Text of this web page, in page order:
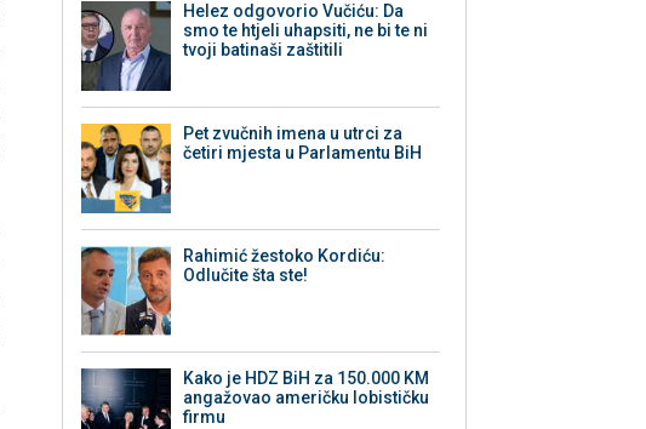
Helez odgovorio Vučiću: Da
smo te htjeli uhapsiti, ne bi te ni
tvoji batinaši zaštitili
Pet zvučnih imena u utrci za
četiri mjesta u Parlamentu BiH
Rahimić žestoko Kordiću:
Odlučite šta ste!
Kako je HDZ BiH za 150.000 KM
angažovao američku lobističku
firmu